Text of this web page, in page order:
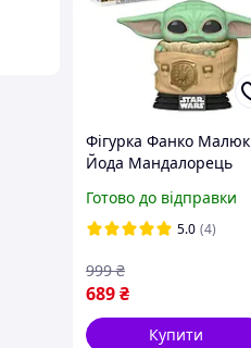
Фігурка Фанко Малюк
Йода Мандалорець
The Mandalorian - The
Child in Bag Funko
Готово до відправки
5.0 (4)
689₴
999 ₴
Купити